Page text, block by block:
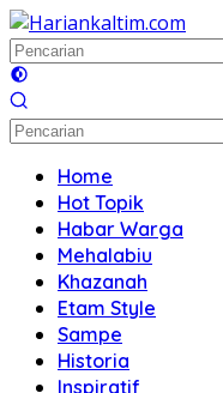
Langsung
ke
konten
Home
Hot Topik
Habar Warga
Mehalabiu
Khazanah
Etam Style
Sampe
Historia
Inspiratif